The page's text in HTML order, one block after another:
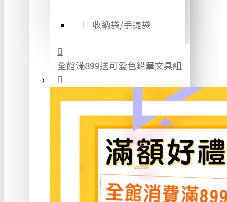
收納袋/手提袋
全館滿899送可愛色鉛筆文具組